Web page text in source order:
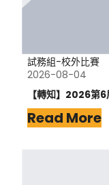
試務組-校外比賽
2026-08-04
【轉知】2026第
Read More